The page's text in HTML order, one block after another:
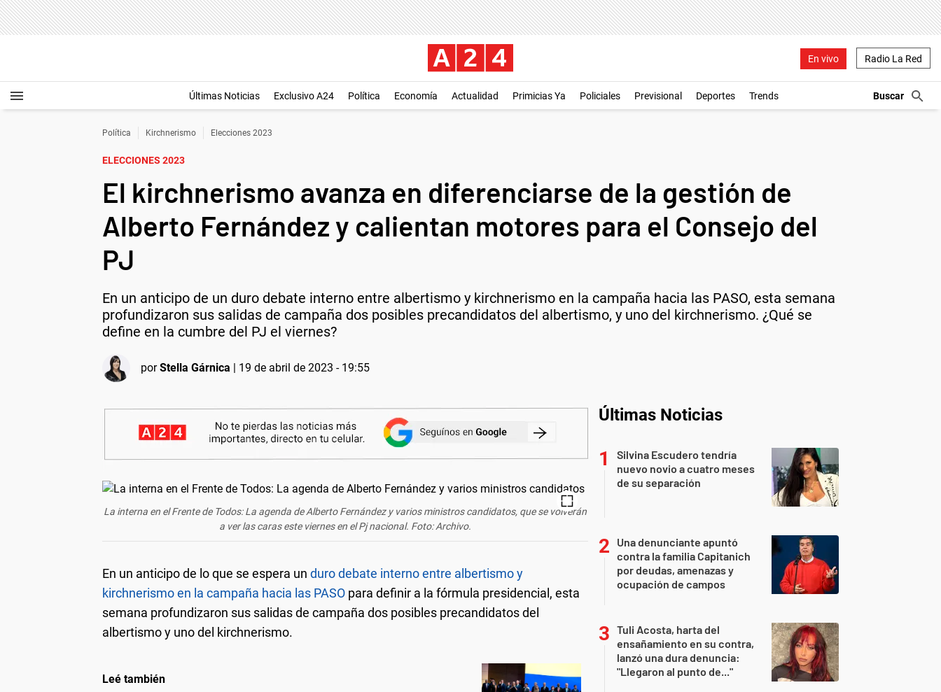
En vivo Radio La Red
Últimas Noticias Exclusivo A24 Política Economía Actualidad Primicias Ya Policiales Previsional Deportes Trends
Política Kirchnerismo Elecciones 2023
ELECCIONES 2023
El kirchnerismo avanza en diferenciarse de la gestión de
Alberto Fernández y calientan motores para el Consejo del
PJ
En un anticipo de un duro debate interno entre albertismo y kirchnerismo en la campaña hacia las PASO, esta semana
profundizaron sus salidas de campaña dos posibles precandidatos del albertismo, y uno del kirchnerismo. ¿Qué se
define en la cumbre del PJ el viernes?
porStella Gárnica | 19 de abril de 2023 - 19:55
La interna en el Frente de Todos: La agenda de Alberto Fernández y varios ministros candidatos, que se volverán
a ver las caras este viernes en el Pj nacional. Foto: Archivo.
En un anticipo de lo que se espera un duro debate interno entre albertismo y
kirchnerismo en la campaña hacia las PASO para definir a la fórmula presidencial, esta
semana profundizaron sus salidas de campaña dos posibles precandidatos del
albertismo y uno del kirchnerismo.
Leé también
Últimas Noticias
Silvina Escudero tendría
nuevo novio a cuatro meses
de su separación
Una denunciante apuntó
contra la familia Capitanich
por deudas, amenazas y
ocupación de campos
Tuli Acosta, harta del
ensañamiento en su contra,
lanzó una dura denuncia:
"Llegaron al punto de..."